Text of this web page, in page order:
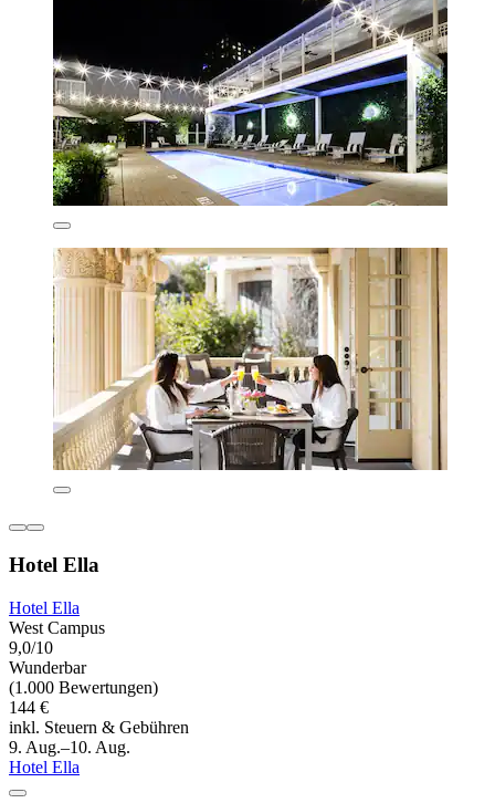
Hotel Ella
Hotel Ella
West Campus
9,0/10
Wunderbar
(1.000 Bewertungen)
144 €
inkl. Steuern & Gebühren
9. Aug.–10. Aug.
Hotel Ella